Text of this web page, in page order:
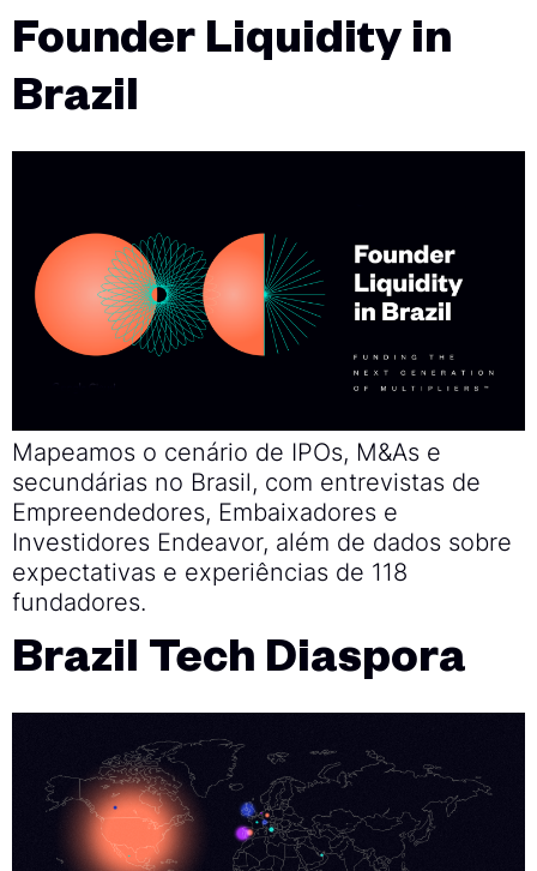
Founder Liquidity in
Brazil
Mapeamos o cenário de IPOs, M&As e
secundárias no Brasil, com entrevistas de
Empreendedores, Embaixadores e
Investidores Endeavor, além de dados sobre
expectativas e experiências de 118
fundadores.
Brazil Tech Diaspora